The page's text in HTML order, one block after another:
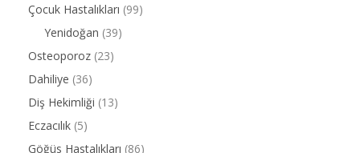
Çocuk Hastalıkları (99)
Yenidoğan (39)
Osteoporoz (23)
Dahiliye (36)
Diş Hekimliği (13)
Eczacılık (5)
Göğüs Hastalıkları (86)